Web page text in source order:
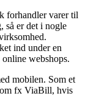
forhandler varer til
så er det i nogle
ind under en
webshops.
mobilen. Som et
fx ViaBill, hvis